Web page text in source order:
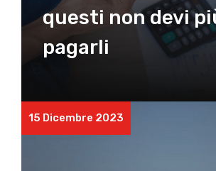
questi non devi
pagarli
15 Dicembre 2023